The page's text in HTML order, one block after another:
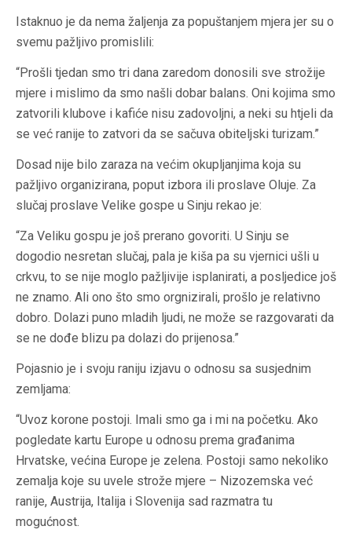
Istaknuo je da nema žaljenja za popuštanjem mjera jer su o
svemu pažljivo promislili:
“Prošli tjedan smo tri dana zaredom donosili sve strožije
mjere i mislimo da smo našli dobar balans. Oni kojima smo
zatvorili klubove i kafiće nisu zadovoljni, a neki su htjeli da
se već ranije to zatvori da se sačuva obiteljski turizam.”
Dosad nije bilo zaraza na većim okupljanjima koja su
pažljivo organizirana, poput izbora ili proslave Oluje. Za
slučaj proslave Velike gospe u Sinju rekao je:
“Za Veliku gospu je još prerano govoriti. U Sinju se
dogodio nesretan slučaj, pala je kiša pa su vjernici ušli u
crkvu, to se nije moglo pažljivije isplanirati, a posljedice još
ne znamo. Ali ono što smo orgnizirali, prošlo je relativno
dobro. Dolazi puno mladih ljudi, ne može se razgovarati da
se ne dođe blizu pa dolazi do prijenosa.”
Pojasnio je i svoju raniju izjavu o odnosu sa susjednim
zemljama:
“Uvoz korone postoji. Imali smo ga i mi na početku. Ako
pogledate kartu Europe u odnosu prema građanima
Hrvatske, većina Europe je zelena. Postoji samo nekoliko
zemalja koje su uvele strože mjere – Nizozemska već
ranije, Austrija, Italija i Slovenija sad razmatra tu
mogućnost.